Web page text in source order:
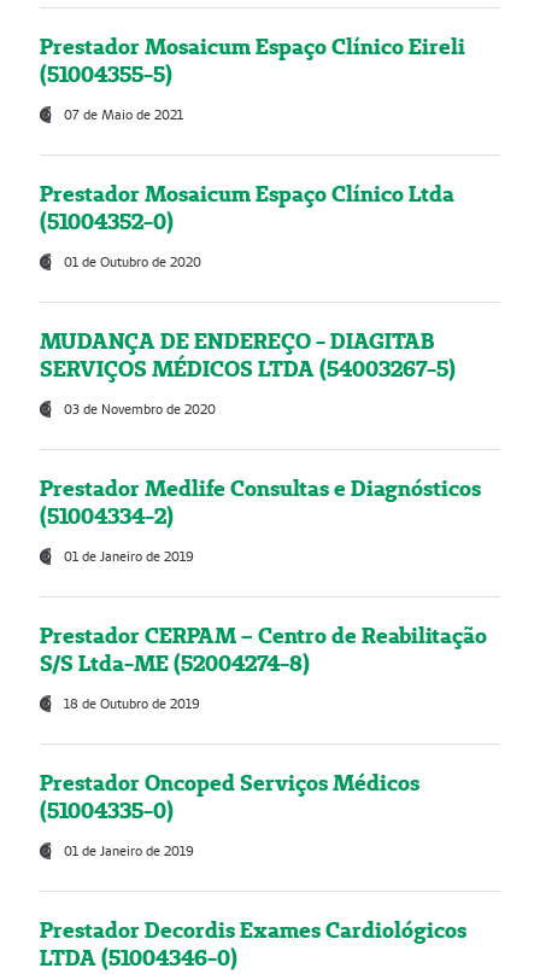
Prestador Mosaicum Espaço Clínico Eireli
(51004355-5)
07 de Maio de 2021
Prestador Mosaicum Espaço Clínico Ltda
(51004352-0)
01 de Outubro de 2020
MUDANÇA DE ENDEREÇO - DIAGITAB
SERVIÇOS MÉDICOS LTDA (54003267-5)
03 de Novembro de 2020
Prestador Medlife Consultas e Diagnósticos
(51004334-2)
01 de Janeiro de 2019
Prestador CERPAM – Centro de Reabilitação
S/S Ltda-ME (52004274-8)
18 de Outubro de 2019
Prestador Oncoped Serviços Médicos
(51004335-0)
01 de Janeiro de 2019
Prestador Decordis Exames Cardiológicos
LTDA (51004346-0)